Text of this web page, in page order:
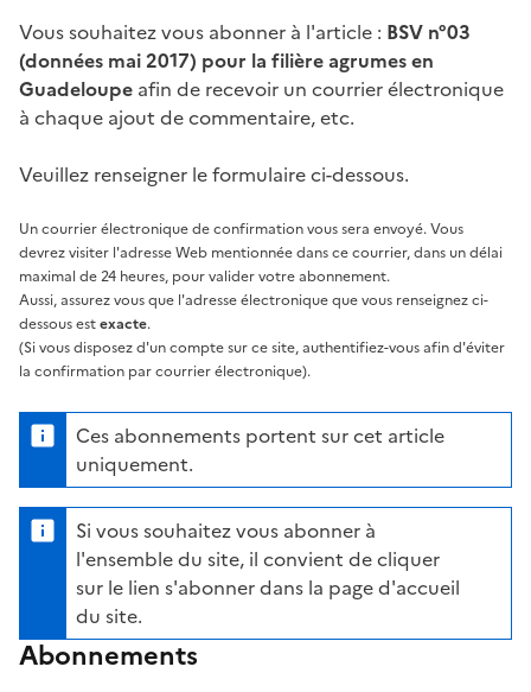
Vous souhaitez vous abonner à l'article : BSV n°03
(données mai 2017) pour la filière agrumes en
Guadeloupe afin de recevoir un courrier électronique
à chaque ajout de commentaire, etc.
Veuillez renseigner le formulaire ci-dessous.
Un courrier électronique de confirmation vous sera envoyé. Vous
devrez visiter l'adresse Web mentionnée dans ce courrier, dans un délai
maximal de 24 heures, pour valider votre abonnement.
Aussi, assurez vous que l'adresse électronique que vous renseignez ci-
dessous estexacte.
(Si vous disposez d'un compte sur ce site, authentifiez-vous afin d'éviter
la confirmation par courrier électronique).
Ces abonnements portent sur cet article
uniquement.
Si vous souhaitez vous abonner à
l'ensemble du site, il convient de cliquer
sur le lien s'abonner dans la page d'accueil
du site.
Abonnements